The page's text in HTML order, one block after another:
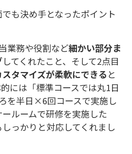
も決め手となったポイント
業務や役割など細かい部分ま
してくれたこと、そして2点目
タマイズが柔軟にできると
には「標準コースでは丸1日
を半日×6回コースで実施し
ルームで研修を実施した
っかりと対応してくれまし